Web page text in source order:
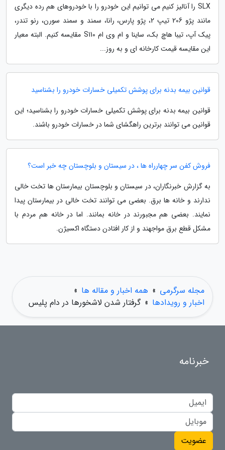
SLX را آنالیز کنیم می توانیم این خودرو را با خودروهای هم رده دیگری
مانند پژو 206 تیپ 2، پژو پارس، رانا، سمند و سمند سورن، رنو تندر،
پیک آپ، تیبا هاچ بک، ساینا و ام وی ام S110 مقایسه کنیم. البته معیار
این مقایسه قیمت کارخانه ای و به روز...
قوانین بیمه بدنه برای پوشش تکمیلی خسارات خودرو را بشناسید
قوانین بیمه بدنه برای پوشش تکمیلی خسارات خودرو را بشناسید؛ این
قوانین می توانند برترین راهگشای شما در خسارات خودرو باشند.
فروش کفن سر چهارراه ها ، در سیستان و بلوچستان چه خبر است؟
به گزارش خبرنگاران، در سیستان و بلوچستان بیمارستان ها تخت خالی
ندارند و خانه ها برق. بعضی می توانند تخت خالی در بیمارستان پیدا
نمایند. بعضی هم مجبورند در خانه بمانند. اما در خانه هم مردم با
مشکل قطع برق مواجهند و از کار افتادن دستگاه اکسیژن.
مجله سرگرمی » همه اخبار و مقاله ها »
اخبار و رویدادها » گرفتار شدن لاشخورها در دام پلیس
خبرنامه
عضویت